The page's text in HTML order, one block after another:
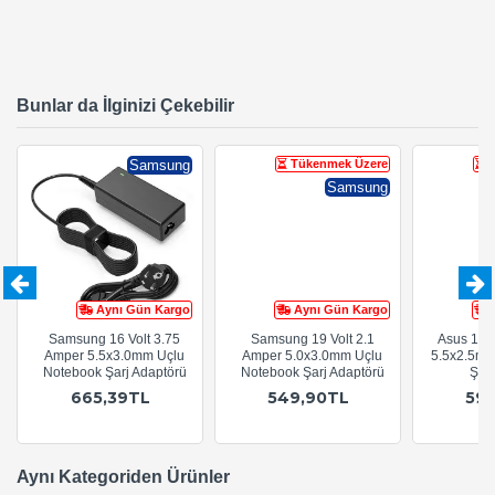
Bunlar da İlginizi Çekebilir
Aynı Gün Kargo
Samsung
Samsung 16 Volt 3.75
Amper 5.5x3.0mm Uçlu
Notebook Şarj Adaptörü
665,39TL
Aynı Gün Kargo
Tükenmek Üzere
Samsung
Samsung 19 Volt 2.1
Amper 5.0x3.0mm Uçlu
Notebook Şarj Adaptörü
549,90TL
Asus 19
Aynı Kategoriden Ürünler